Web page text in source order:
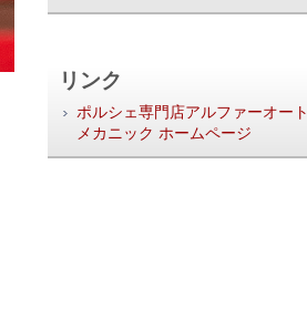
リンク
ポルシェ専門店アルファーオート
メカニック ホームページ